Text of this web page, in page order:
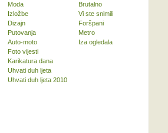
Moda
Izložbe
Dizajn
Putovanja
Auto-moto
Foto vijesti
Karikatura dana
Uhvati duh ljeta
Uhvati duh ljeta 2010
Brutalno
Vi ste snimili
Foršpani
Metro
Iza ogledala